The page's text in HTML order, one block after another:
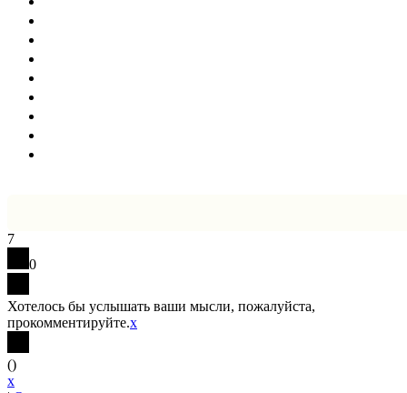
7
0
Хотелось бы услышать ваши мысли, пожалуйста,
прокомментируйте.x
()
x